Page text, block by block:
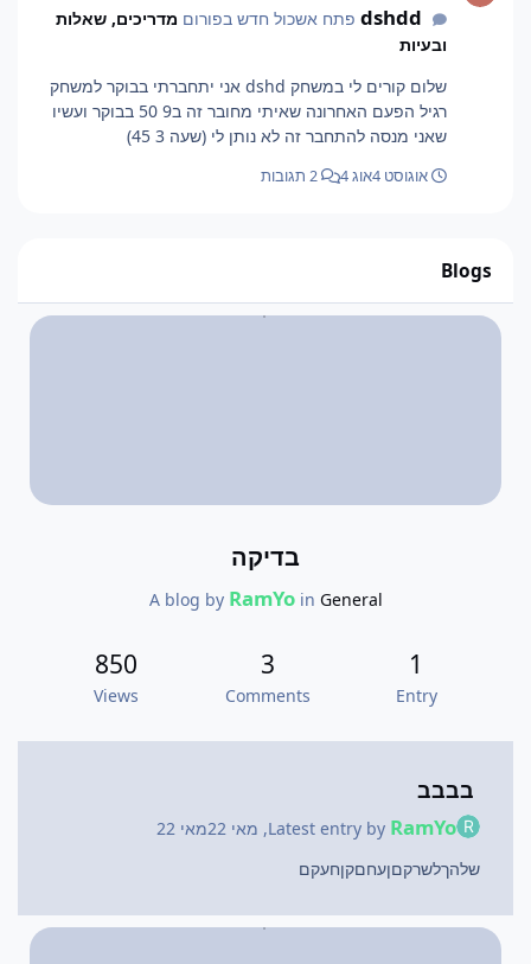
dshddפתח אשכול חדש בפורום מדריכים, שאלות
ובעיות
שלום קורים לי במשחק dshd אני יתחברתי בבוקר למשחק
רגיל הפעם האחרונה שאיתי מחובר זה ב9 50 בבוקר ועשיו
שאני מנסה להתחבר זה לא נותן לי (שעה 3 45)
אוגוסט 4 אוג 4
Blogs
בדיקה
A blog by RamYoin General
1
Entry
3
Comments
850
Views
בבבב
Latest entry by RamYo
, מאי 22
מאי 22
שלהךלשרקםןעחםקןחעקם